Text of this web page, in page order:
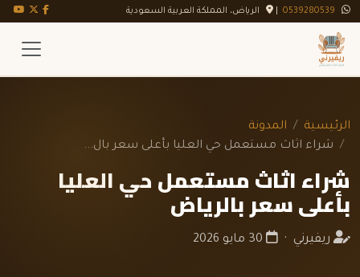
0539280539 الرياض، المملكة العربية السعودية فيسبوك
تويتر X
الرئيسية
المدونة
شراء اثاث مستعمل حي العليا بأعلى سعر بال...
شراء اثاث مستعمل حي العليا
بأعلى سعر بالرياض
ريفيرني ·